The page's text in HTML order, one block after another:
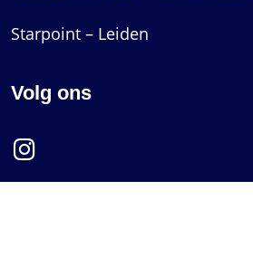
Starpoint – Leiden
Volg ons